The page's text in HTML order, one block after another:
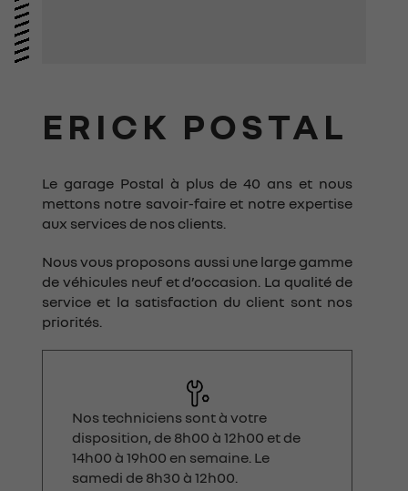
ERICK POSTAL
Le garage Postal à plus de 40 ans et nous
mettons notre savoir-faire et notre expertise
aux services de nos clients.
Nous vous proposons aussi une large gamme
de véhicules neuf et d’occasion. La qualité de
service et la satisfaction du client sont nos
priorités.
Nos techniciens sont à votre
disposition, de 8h00 à 12h00 et de
14h00 à 19h00 en semaine. Le
samedi de 8h30 à 12h00.